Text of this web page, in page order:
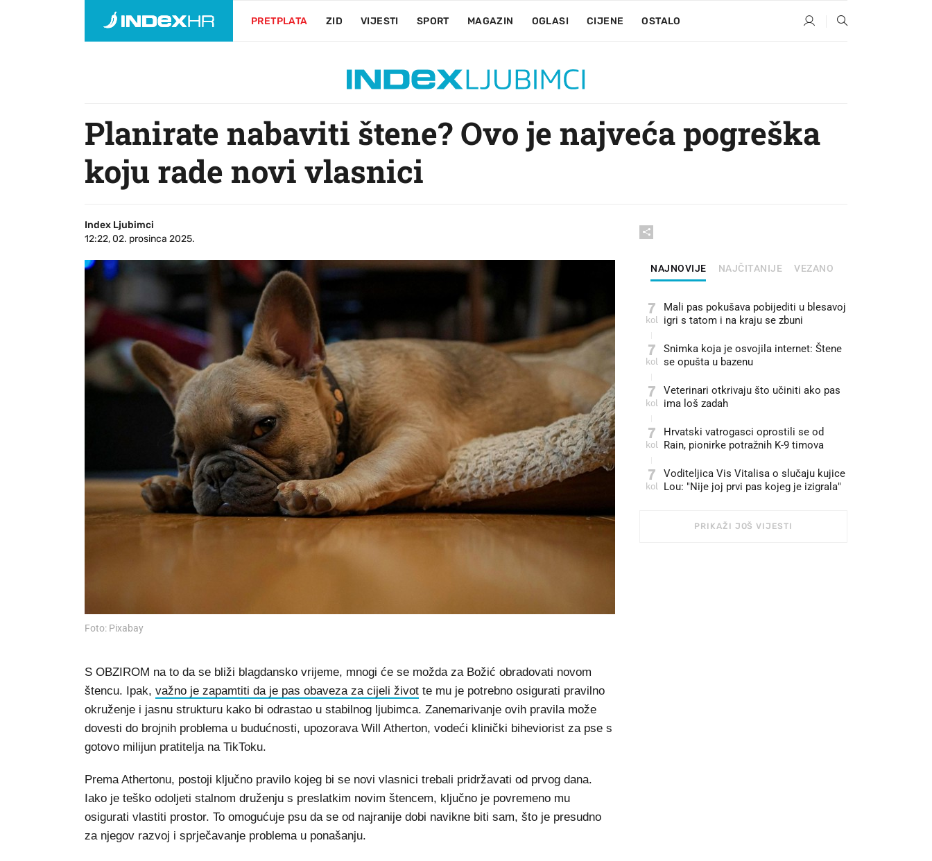
PRETPLATA ZID VIJESTI SPORT MAGAZIN OGLASI CIJENE OSTALO
Planirate nabaviti štene? Ovo je najveća pogreška
koju rade novi vlasnici
Index Ljubimci
12:22, 02. prosinca 2025.
Foto: Pixabay
S OBZIROM na to da se bliži blagdansko vrijeme, mnogi će se možda za Božić obradovati novom
štencu. Ipak, važno je zapamtiti da je pas obaveza za cijeli život te mu je potrebno osigurati pravilno
okruženje i jasnu strukturu kako bi odrastao u stabilnog ljubimca. Zanemarivanje ovih pravila može
dovesti do brojnih problema u budućnosti, upozorava Will Atherton, vodeći klinički biheviorist za pse s
gotovo milijun pratitelja na TikToku.
Prema Athertonu, postoji ključno pravilo kojeg bi se novi vlasnici trebali pridržavati od prvog dana.
Iako je teško odoljeti stalnom druženju s preslatkim novim štencem, ključno je povremeno mu
osigurati vlastiti prostor. To omogućuje psu da se od najranije dobi navikne biti sam, što je presudno
za njegov razvoj i sprječavanje problema u ponašanju.
NAJNOVIJE NAJČITANIJE VEZANO
7
kol
Mali pas pokušava pobijediti u blesavoj
igri s tatom i na kraju se zbuni
7
kol
Snimka koja je osvojila internet: Štene
se opušta u bazenu
7
kol
Veterinari otkrivaju što učiniti ako pas
ima loš zadah
7
kol
Hrvatski vatrogasci oprostili se od
Rain, pionirke potražnih K-9 timova
7
kol
Voditeljica Vis Vitalisa o slučaju kujice
Lou: "Nije joj prvi pas kojeg je izigrala"
PRIKAŽI JOŠ VIJESTI